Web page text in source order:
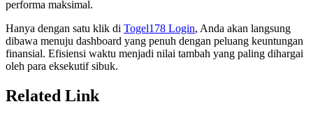
performa maksimal.
Hanya dengan satu klik di Togel178 Login, Anda akan langsung
dibawa menuju dashboard yang penuh dengan peluang keuntungan
finansial. Efisiensi waktu menjadi nilai tambah yang paling dihargai
oleh para eksekutif sibuk.
Related Link